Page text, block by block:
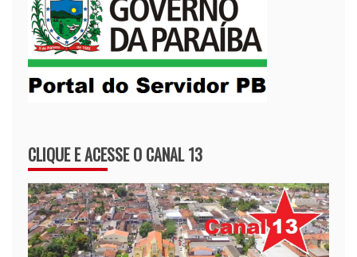
CLIQUE E ACESSE O CANAL 13